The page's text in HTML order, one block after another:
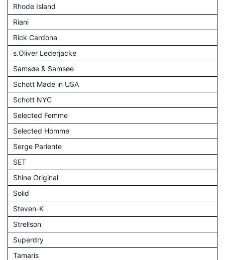
Rhode Island
Riani
Rick Cardona
s.Oliver Lederjacke
Samsøe & Samsøe
Schott Made in USA
Schott NYC
Selected Femme
Selected Homme
Serge Pariente
SET
Shine Original
Solid
Steven-K
Strellson
Superdry
Tamaris